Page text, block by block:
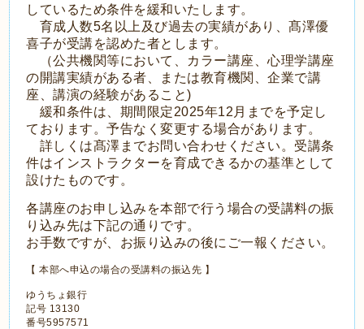
しているため条件を緩和いたします。
育成人数5名以上及び過去の実績があり、髙澤優
喜子が受講を認めた者とします。
（公共機関等において、
カラー講座、心理学講座
の開講実績がある者、または教育機関、企業で講
座、講演の経験があること)
緩和条件は、期間限定2025年12月までを予定し
ております。予告なく変更する場合があります。
詳しくは髙澤までお問い合わせください。受講条
件はインストラクターを育成できるかの基準として
設けたものです。
各講座のお申し込みを本部で行う場合の受講料の振
り込み先は下記の通りです。
お手数ですが、お振り込みの後にご一報ください。
【 本部へ申込の場合の受講料の振込先 】
ゆうちょ銀行
記号 13130
番号5957571